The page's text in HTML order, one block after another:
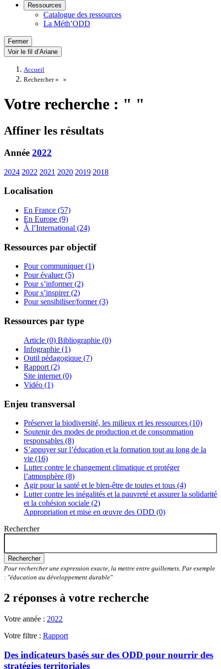
Ressources
Catalogue des ressources
La Méth’ODD
Fermer
Voir le fil d’Ariane
Accueil
Rechercher «
»
Votre recherche : " "
Affiner les résultats
Année 2022
2024 2022 2021 2020 2019 2018
Localisation
En France (57)
En Europe (9)
À l’International (24)
Ressources par objectif
Pour communiquer (1)
Pour évaluer (5)
Pour s’informer (2)
Pour s’inspirer (2)
Pour sensibiliser/former (3)
Ressources par type
Article (0) Bibliographie (0)
Infographie (1)
Outil pédagogique (7)
Rapport (2)
Site internet (0)
Vidéo (1)
Enjeu transversal
Préserver la biodiversité, les milieux et les ressources (10)
Soutenir des modes de production et de consommation
responsables (8)
S’appuyer sur l’éducation et la formation tout au long de la
vie (16)
Lutter contre le changement climatique et protéger
l’atmosphère (8)
Agir pour la santé et le bien-être de toutes et tous (4)
Lutter contre les inégalités et la pauvreté et assurer la solidarité
et la cohésion sociale (2)
Appropriation et mise en œuvre des ODD (0)
Rechercher
Rechercher
Pour rechercher une expression exacte, la mettre entre guillemets. Par exemple
: "éducation au développement durable"
2 réponses à votre recherche
Votre année : 2022
Votre filtre : Rapport
Des indicateurs basés sur des ODD pour nourrir des
stratégies territoriales